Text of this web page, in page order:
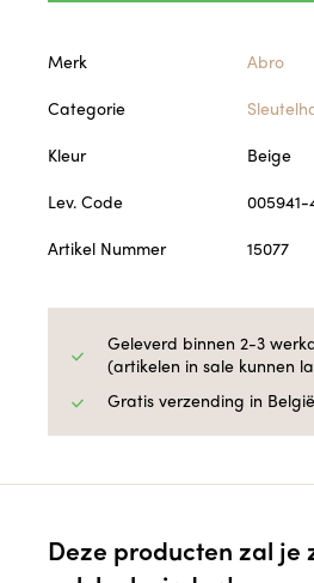
Merk
Abro
Categorie
Kleur
Beige
Lev. Code
005941-
Artikel Nummer
15077
Geleverd binnen 2-3
(artikelen in sale kunnen
Gratis verzending in
Deze producten zal je